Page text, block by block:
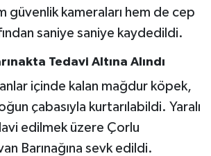
güvenlik kameraları hem de cep
saniye saniye kaydedildi.
Tedavi Altına Alındı
içinde kalan mağdur köpek,
çabasıyla kurtarılabildi. Yaralı
edilmek üzere Çorlu
Barınağına sevk edildi.